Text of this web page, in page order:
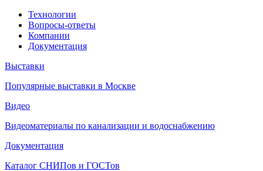
Технологии
Вопросы-ответы
Компании
Документация
Выставки
Популярные выставки в Москве
Видео
Видеоматериалы по канализации и водоснабжению
Документация
Каталог СНИПов и ГОСТов